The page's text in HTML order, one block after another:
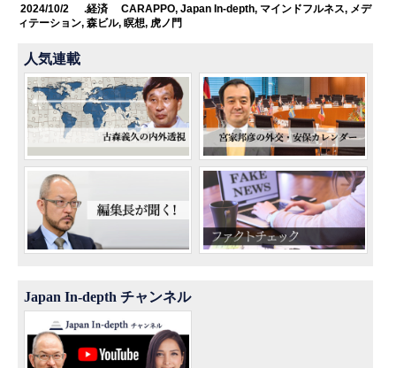
2024/10/2 .経済 CARAPPO, Japan In-depth, マインドフルネス, メデ
ィテーション,森ビル,瞑想, 虎ノ門
人気連載
Japan In-depth チャンネル